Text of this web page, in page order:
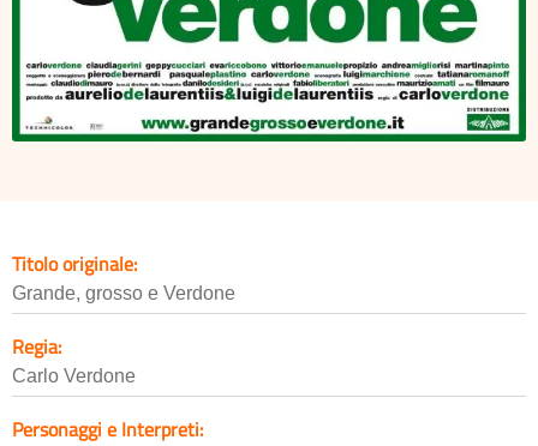
Titolo originale:
Grande, grosso e Verdone
Regia:
Carlo Verdone
Personaggi e Interpreti: